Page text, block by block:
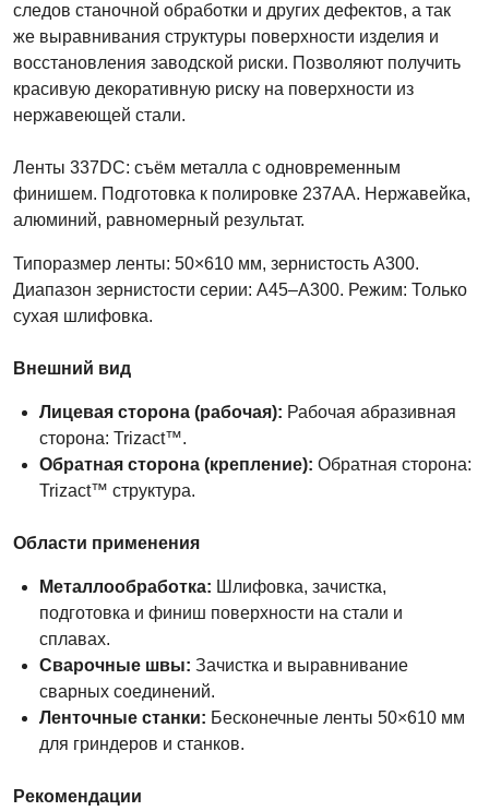
следов станочной обработки и других дефектов, а так
же выравнивания структуры поверхности изделия и
восстановления заводской риски. Позволяют получить
красивую декоративную риску на поверхности из
нержавеющей стали.
Ленты 337DC: съём металла с одновременным
финишем. Подготовка к полировке 237AA. Нержавейка,
алюминий, равномерный результат.
Типоразмер ленты: 50×610 мм, зернистость A300.
Диапазон зернистости серии: A45–A300. Режим: Только
сухая шлифовка.
Внешний вид
Лицевая сторона (рабочая): Рабочая абразивная
сторона: Trizact™.
Обратная сторона (крепление): Обратная сторона:
Trizact™ структура.
Области применения
Металлообработка: Шлифовка, зачистка,
подготовка и финиш поверхности на стали и
сплавах.
Сварочные швы: Зачистка и выравнивание
сварных соединений.
Ленточные станки: Бесконечные ленты 50×610 мм
для гриндеров и станков.
Рекомендации